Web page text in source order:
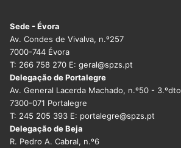
Sede - Évora
Av. Condes de Vivalva, n.º257
7000-744 Évora
T: 266 758 270 E: geral@spzs.pt
Delegação de Portalegre
Av. General Lacerda Machado, n.º50 - 3.ºdto
7300-071 Portalegre
T: 245 205 393 E: portalegre@spzs.pt
Delegação de Beja
R. Pedro A. Cabral, n.º6